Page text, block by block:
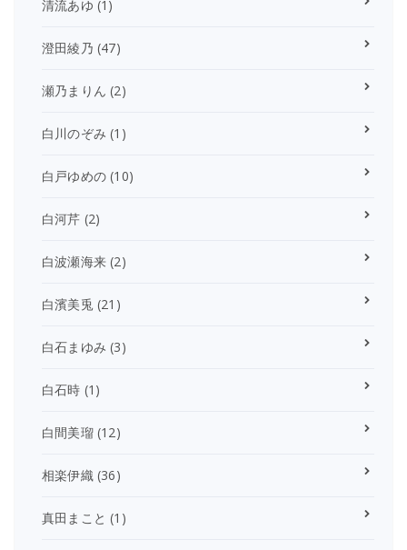
清流あゆ (1)
澄田綾乃 (47)
瀬乃まりん (2)
白川のぞみ (1)
白戸ゆめの (10)
白河芹 (2)
白波瀬海来 (2)
白濱美兎(21)
白石まゆみ (3)
白石時 (1)
白間美瑠(12)
相楽伊織(36)
真田まこと (1)